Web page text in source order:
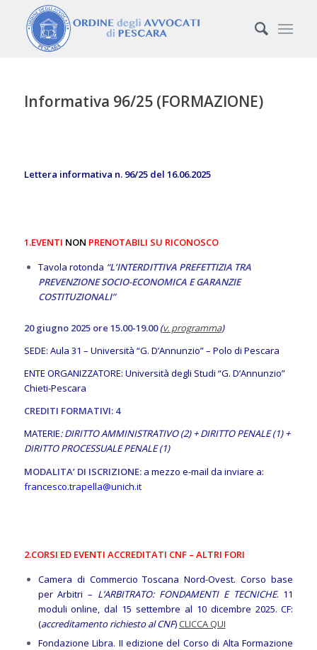
Informativa 96/25 (FORMAZIONE)
Lettera informativa n. 96/25 del 16.06.2025
1.EVENTI NON PRENOTABILI SU RICONOSCO
Tavola rotonda “L’INTERDITTIVA PREFETTIZIA TRA
PREVENZIONE SOCIO-ECONOMICA E GARANZIE
COSTITUZIONALI”
20 giugno 2025 ore 15.00-19.00 (v. programma)
SEDE: Aula 31 – Università “G. D’Annunzio” – Polo di Pescara
ENTE ORGANIZZATORE: Università degli Studi “G. D’Annunzio”
Chieti-Pescara
CREDITI FORMATIVI: 4
MATERIE: DIRITTO AMMINISTRATIVO (2) + DIRITTO PENALE (1) +
DIRITTO PROCESSUALE PENALE (1)
MODALITA’ DI ISCRIZIONE: a mezzo e-mail da inviare a:
francesco.trapella@unich.it
2.CORSI ED EVENTI ACCREDITATI CNF – ALTRI FORI
Camera di Commercio Toscana Nord-Ovest. Corso base
per Arbitri – L’ARBITRATO: FONDAMENTI E TECNICHE. 11
moduli online, dal 15 settembre al 10 dicembre 2025. CF:
(accreditamento richiesto al CNF) CLICCA QUI
Fondazione Libra. II edizione del Corso di Alta Formazione